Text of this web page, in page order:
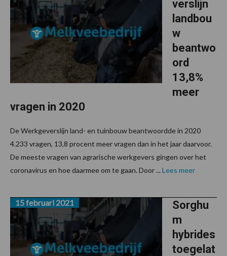
verslijn
landbou
w
beantwo
ord
13,8%
meer
vragen in 2020
De Werkgeverslijn land- en tuinbouw beantwoordde in 2020
4.233 vragen, 13,8 procent meer vragen dan in het jaar daarvoor.
De meeste vragen van agrarische werkgevers gingen over het
coronavirus en hoe daarmee om te gaan. Door ... Lees meer
Sorghu
m
hybrides
toegelat
15 februari 2021